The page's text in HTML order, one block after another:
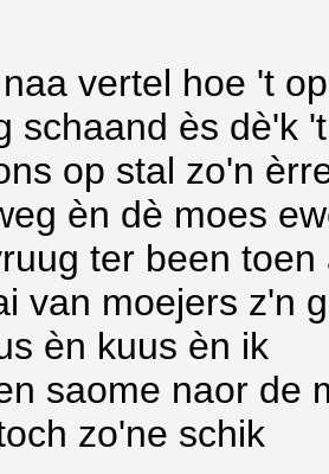
vertel hoe 't
schaand ès dè'k
op stal zo'n
èn dè moes
ter been
van moejers z'n
èn kuus èn ik
saome naor de
zo'ne schik